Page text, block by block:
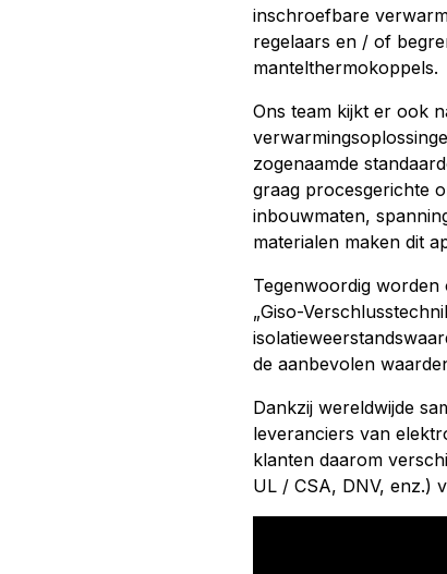
inschroefbare
regelaars en / of
mantelthermokoppels.
Ons team kijkt er ook
zogenaamde
graag procesgerichte
inbouwmaten,
materialen maken dit
Tegenwoordig worden
„Giso-
de aanbevolen
Dankzij wereldwijde
leveranciers van
klanten daarom
UL / CSA, DNV, enz.)